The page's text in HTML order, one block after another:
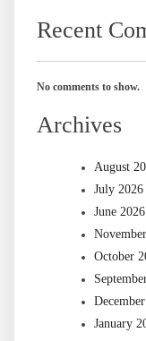
Recent
No comments to show.
Archives
August
July 2026
June 2026
October
January